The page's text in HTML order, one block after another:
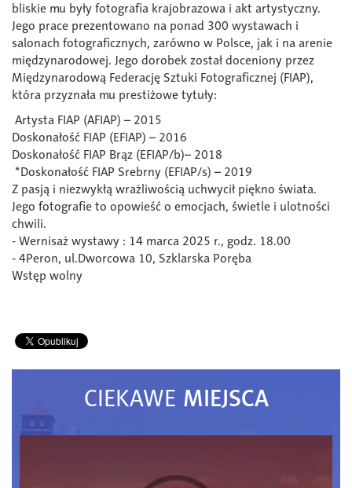
bliskie mu były fotografia krajobrazowa i akt artystyczny.
Jego prace prezentowano na ponad 300 wystawach i
salonach fotograficznych, zarówno w Polsce, jak i na arenie
międzynarodowej. Jego dorobek został doceniony przez
Międzynarodową Federację Sztuki Fotograficznej (FIAP),
która przyznała mu prestiżowe tytuły:
Artysta FIAP (AFIAP) – 2015
Doskonałość FIAP (EFIAP) – 2016
Doskonałość FIAP Brąz (EFIAP/b)– 2018
*Doskonałość FIAP Srebrny (EFIAP/s) – 2019
Z pasją i niezwykłą wrażliwością uchwycił piękno świata.
Jego fotografie to opowieść o emocjach, świetle i ulotności
chwili.
- Wernisaż wystawy : 14 marca 2025 r., godz. 18.00
- 4Peron, ul.Dworcowa 10, Szklarska Poręba
Wstęp wolny
CIEKAWE MIEJSCA